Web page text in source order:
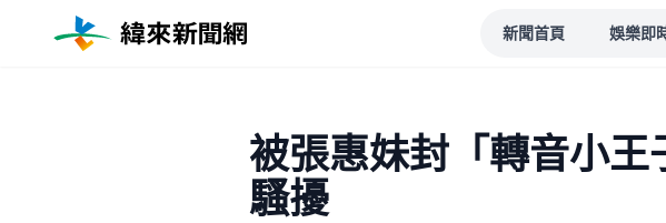
新聞首頁 娛樂即
被張惠妹封「轉音小
騷擾